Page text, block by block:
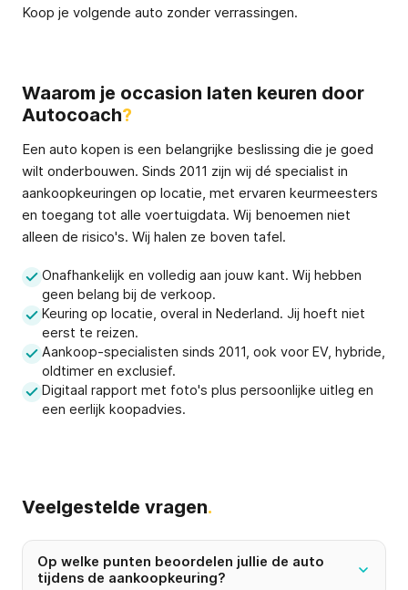
Koop je volgende auto zonder verrassingen.
Waarom je occasion laten keuren door
Autocoach?
Een auto kopen is een belangrijke beslissing die je goed
wilt onderbouwen. Sinds 2011 zijn wij dé specialist in
aankoopkeuringen op locatie, met ervaren keurmeesters
en toegang tot alle voertuigdata. Wij benoemen niet
alleen de risico's. Wij halen ze boven tafel.
Onafhankelijk en volledig aan jouw kant. Wij hebben
geen belang bij de verkoop.
Keuring op locatie, overal in Nederland. Jij hoeft niet
eerst te reizen.
Aankoop-specialisten sinds 2011, ook voor EV, hybride,
oldtimer en exclusief.
Digitaal rapport met foto's plus persoonlijke uitleg en
een eerlijk koopadvies.
Veelgestelde vragen.
Op welke punten beoordelen jullie de auto
tijdens de aankoopkeuring?